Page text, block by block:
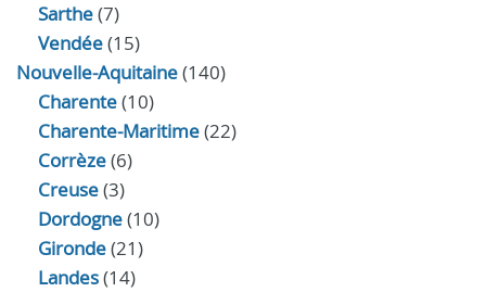
Sarthe(7)
Vendée(15)
Nouvelle-Aquitaine(140)
Charente(10)
Charente-Maritime(22)
Corrèze(6)
Creuse(3)
Dordogne(10)
Gironde(21)
Landes(14)